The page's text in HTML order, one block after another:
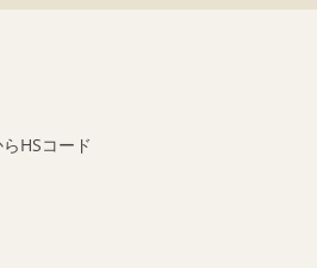
HSコード